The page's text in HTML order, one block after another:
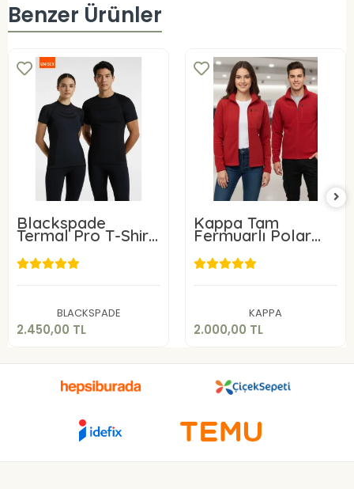
Benzer Ürünler
Blackspade
Termal Pro T-Shirt
9570
BLACKSPADE
2.450,00 TL
2.450,00 TL
Kappa Tam
Fermuarlı Polar
Ceket
KAPPA
2.000,00 TL
2.000,00 TL